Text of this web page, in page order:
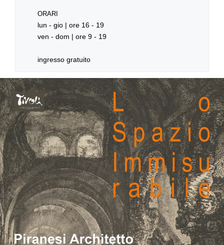
ORARI
lun - gio | ore 16 - 19
ven - dom | ore 9 - 19
ingresso gratuito